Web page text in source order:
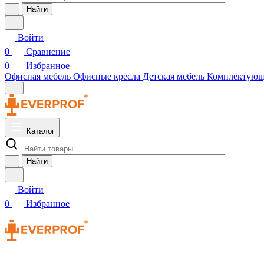
Найти
Войти
0
Сравнение
0
Избранное
Офисная мебель Офисные кресла Детская мебель
Каталог
Найти
Войти
0
Избранное